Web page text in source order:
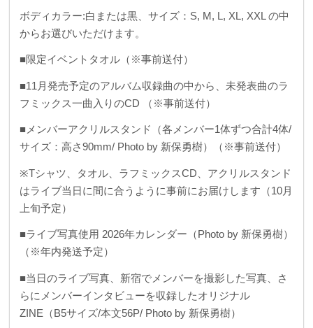
ボディカラー:白または黒、サイズ：S, M, L, XL, XXL の中
からお選びいただけます。
■限定イベントタオル（※事前送付）
■11月発売予定のアルバム収録曲の中から、未発表曲のラ
フミックス一曲入りのCD （※事前送付）
■メンバーアクリルスタンド（各メンバー1体ずつ合計4体/
サイズ：高さ90mm/ Photo by 新保勇樹）（※事前送付）
※Tシャツ、タオル、ラフミックスCD、アクリルスタンド
はライブ当日に間に合うように事前にお届けします（10月
上旬予定）
■ライブ写真使用 2026年カレンダー（Photo by 新保勇樹）
（※年内発送予定）
■当日のライブ写真、新宿でメンバーを撮影した写真、さ
らにメンバーインタビューを収録したオリジナル
ZINE（B5サイズ/本文56P/ Photo by 新保勇樹）